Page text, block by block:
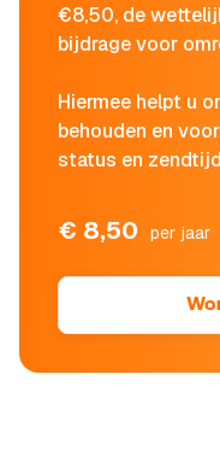
€8,50, de
bijdrage voor
Hiermee helpt u
behouden en
status en
€ 8,50 per jaar